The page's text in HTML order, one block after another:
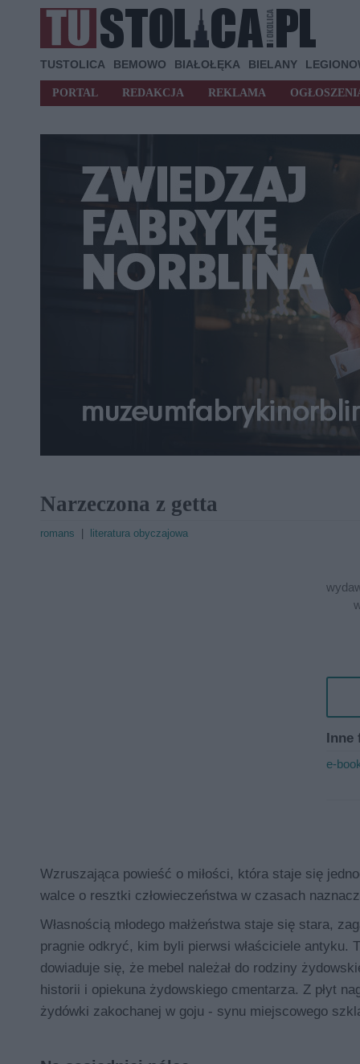
TUSTOLICA BEMOWO BIAŁOŁĘKA BIELANY
PORTAL REDAKCJA REKLAMA
Narzeczona z getta
romans literatura obyczajowa
Inne
e-
Wzruszająca powieść o miłości, która staje się
walce o resztki człowieczeństwa w czasach
Własnością młodego małżeństwa staje się stara,
pragnie odkryć, kim byli pierwsi właściciele antyku.
dowiaduje się, że mebel należał do rodziny
historii i opiekuna żydowskiego cmentarza. Z płyt
żydówki zakochanej w goju - synu miejscowego